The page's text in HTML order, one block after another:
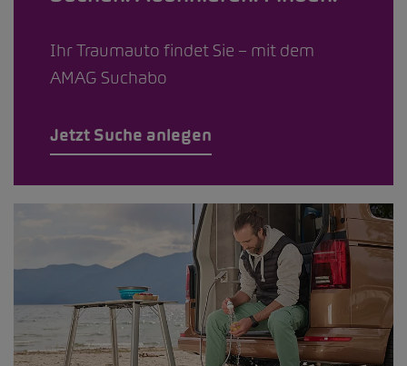
Ihr Traumauto findet Sie – mit dem
AMAG Suchabo
Jetzt Suche anlegen